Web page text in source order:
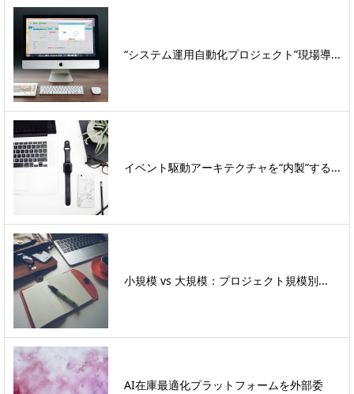
“システム運用自動化プロジェクト”現場導...
イベント駆動アーキテクチャを“内製”する...
小規模 vs 大規模：プロジェクト規模別...
AI在庫最適化プラットフォームを外部委